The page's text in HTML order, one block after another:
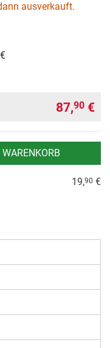
ausverkauft.
€
87,90 €
WARENKORB
19,90 €